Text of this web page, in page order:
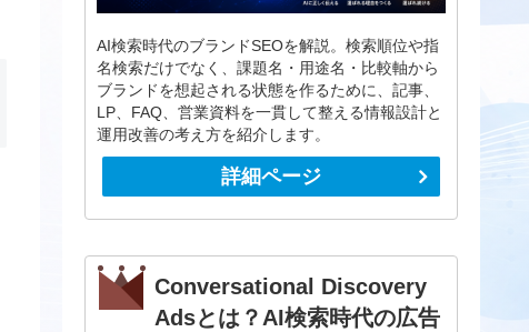
AI検索時代のブランドSEOを解説。検索順位や指
名検索だけでなく、課題名・用途名・比較軸から
ブランドを想起される状態を作るために、記事、
LP、FAQ、営業資料を一貫して整える情報設計と
運用改善の考え方を紹介します。
詳細ページ
Conversational Discovery
Adsとは？AI検索時代の広告